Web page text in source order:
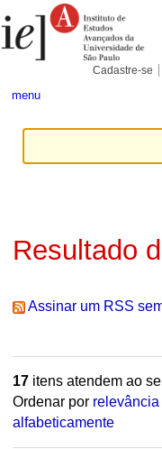
para
conteúdo.
Pessoais
Cadastre-se
menu
Resultado
Assinar um RSS
17itens atendem ao
Ordenar por relevância
alfabeticamente